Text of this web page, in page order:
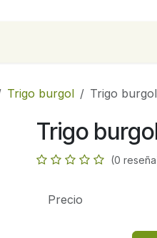
Trigo burgol Trigo
Trigo
(0
Precio